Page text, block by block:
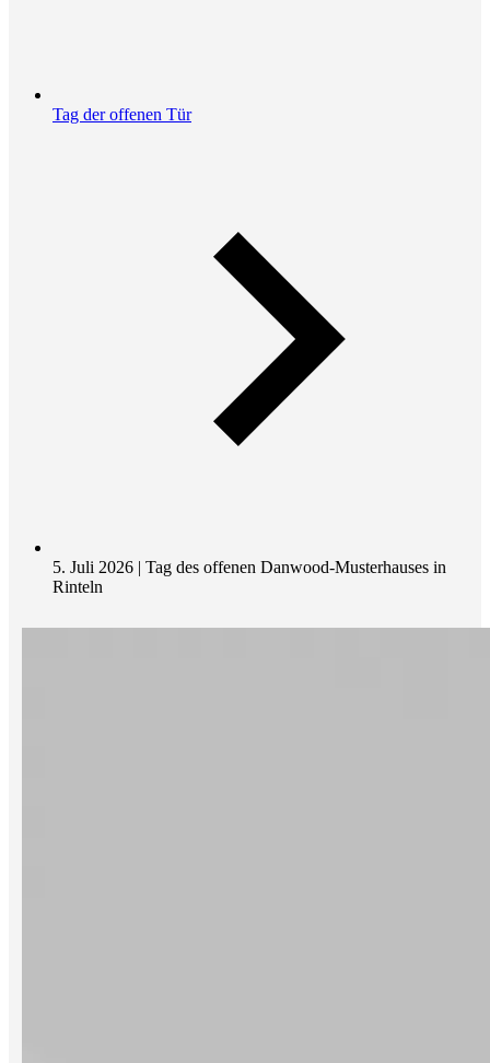
Tag der offenen Tür
5. Juli 2026 | Tag des offenen Danwood-Musterhauses in
Rinteln